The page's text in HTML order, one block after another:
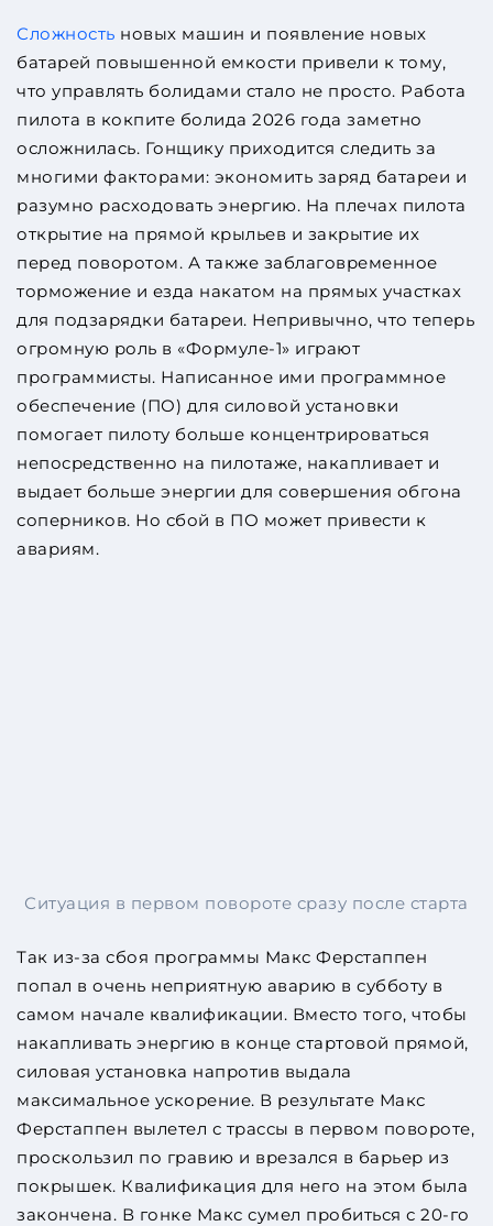
Сложность новых машин и появление новых
батарей повышенной емкости привели к тому,
что управлять болидами стало не просто. Работа
пилота в кокпите болида 2026 года заметно
осложнилась. Гонщику приходится следить за
многими факторами: экономить заряд батареи и
разумно расходовать энергию. На плечах пилота
открытие на прямой крыльев и закрытие их
перед поворотом. А также заблаговременное
торможение и езда накатом на прямых участках
для подзарядки батареи. Непривычно, что теперь
огромную роль в «Формуле-1» играют
программисты. Написанное ими программное
обеспечение (ПО) для силовой установки
помогает пилоту больше концентрироваться
непосредственно на пилотаже, накапливает и
выдает больше энергии для совершения обгона
соперников. Но сбой в ПО может привести к
авариям.
Ситуация в первом повороте сразу после старта
Так из-за сбоя программы Макс Ферстаппен
попал в очень неприятную аварию в субботу в
самом начале квалификации. Вместо того, чтобы
накапливать энергию в конце стартовой прямой,
силовая установка напротив выдала
максимальное ускорение. В результате Макс
Ферстаппен вылетел с трассы в первом повороте,
проскользил по гравию и врезался в барьер из
покрышек. Квалификация для него на этом была
закончена. В гонке Макс сумел пробиться с 20-го